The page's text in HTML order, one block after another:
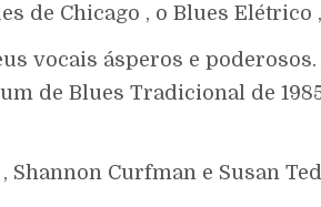
de Chicago , o Blues Elétrico
vocais ásperos e
de Blues Tradicional de
Curfman e Susan